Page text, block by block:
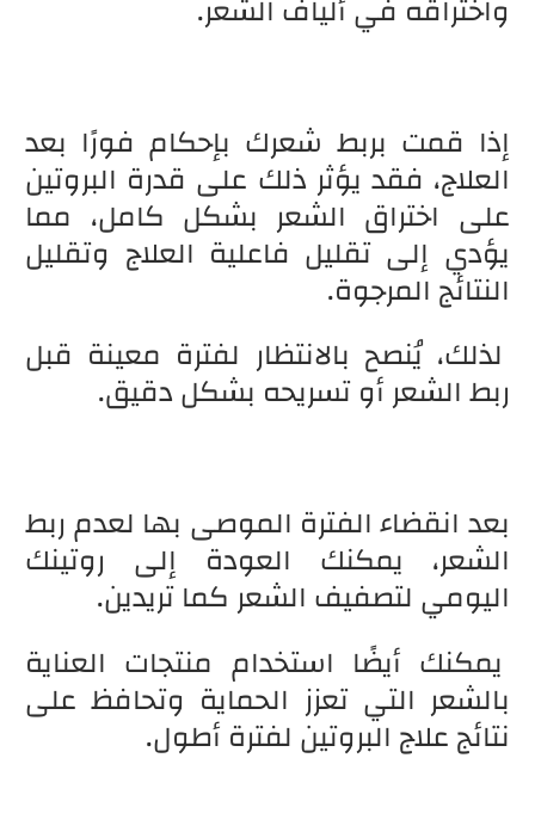
واختراقه في ألياف الشعر.
إذا قمت بربط شعرك بإحكام فورًا بعد
العلاج، فقد يؤثر ذلك على قدرة البروتين
على اختراق الشعر بشكل كامل، مما
يؤدي إلى تقليل فاعلية العلاج وتقليل
النتائج المرجوة.
لذلك، يُنصح بالانتظار لفترة معينة قبل
ربط الشعر أو تسريحه بشكل دقيق.
بعد انقضاء الفترة الموصى بها لعدم ربط
الشعر، يمكنك العودة إلى روتينك
اليومي لتصفيف الشعر كما تريدين.
يمكنك أيضًا استخدام منتجات العناية
بالشعر التي تعزز الحماية وتحافظ على
نتائج علاج البروتين لفترة أطول.